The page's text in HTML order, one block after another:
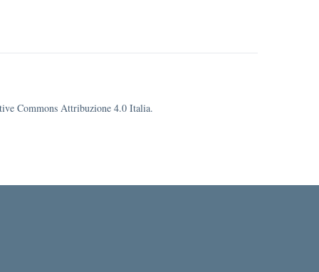
Commons Attribuzione 4.0 Italia.